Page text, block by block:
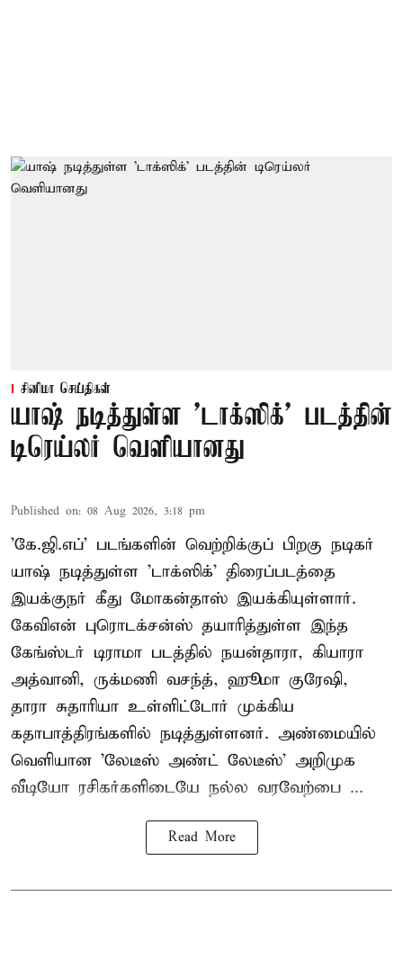
சினிமா செய்திகள்
யாஷ் நடித்துள்ள 'டாக்‌ஸிக்' படத்தின்
டிரெய்லர் வெளியானது
Published on: 08 Aug 2026, 3:18 pm
'கே.ஜி.எப்' படங்களின் வெற்றிக்குப் பிறகு நடிகர்
யாஷ் நடித்துள்ள 'டாக்ஸிக்' திரைப்படத்தை
இயக்குநர் கீது மோகன்தாஸ் இயக்கியுள்ளார்.
கேவிஎன் புரொடக்சன்ஸ் தயாரித்துள்ள இந்த
கேங்ஸ்டர் டிராமா படத்தில் நயன்தாரா, கியாரா
அத்வானி, ருக்மணி வசந்த், ஹூமா குரேஷி,
தாரா சுதாரியா உள்ளிட்டோர் முக்கிய
கதாபாத்திரங்களில் நடித்துள்ளனர். அண்மையில்
வெளியான 'லேடீஸ் அண்ட் லேடீஸ்' அறிமுக
வீடியோ ரசிகர்களிடையே நல்ல வரவேற்பை ...
Read More